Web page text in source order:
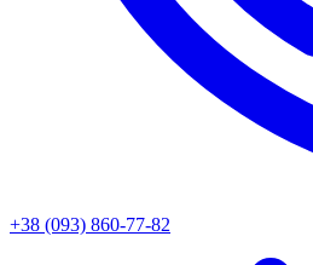
+38 (093) 860-77-82